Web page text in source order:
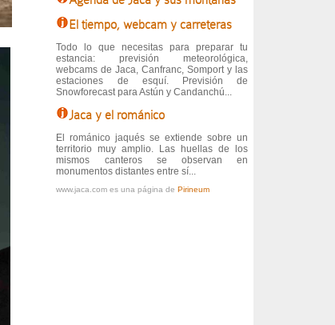
El tiempo, webcam y carreteras
Todo lo que necesitas para preparar tu
estancia: previsión meteorológica,
webcams de Jaca, Canfranc, Somport y las
estaciones de esquí. Previsión de
Snowforecast para Astún y Candanchú...
Jaca y el románico
El románico jaqués se extiende sobre un
territorio muy amplio. Las huellas de los
mismos canteros se observan en
monumentos distantes entre sí...
www.jaca.com es una página dePirineum